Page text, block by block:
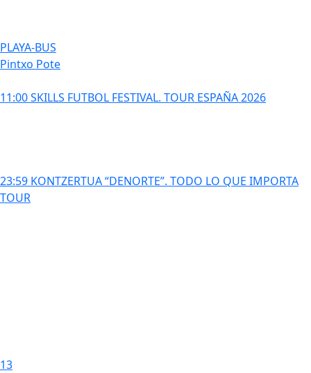
PLAYA-BUS
Pintxo Pote
11:00 SKILLS FUTBOL FESTIVAL. TOUR ESPAÑA 2026
23:59 KONTZERTUA “DENORTE”. TODO LO QUE IMPORTA
TOUR
13